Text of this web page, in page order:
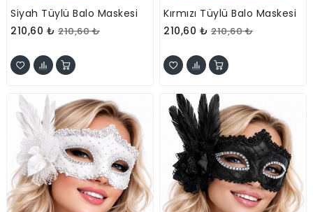
Siyah Tüylü Balo Maskesi
210,60 ₺ 210,60 ₺
Kırmızı Tüylü Balo Maskesi
210,60 ₺ 210,60 ₺